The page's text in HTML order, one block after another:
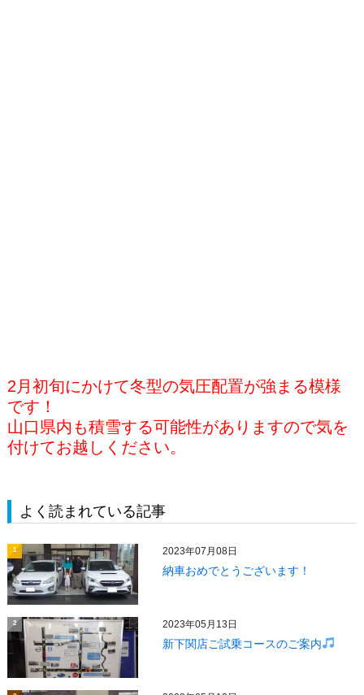
2月初旬にかけて冬型の気圧配置が強まる模様
です！
山口県内も積雪する可能性がありますので気を
付けてお越しください。
よく読まれている記事
1 2023年07月08日
納車おめでとうございます！
2 2023年05月13日
新下関店ご試乗コースのご案内